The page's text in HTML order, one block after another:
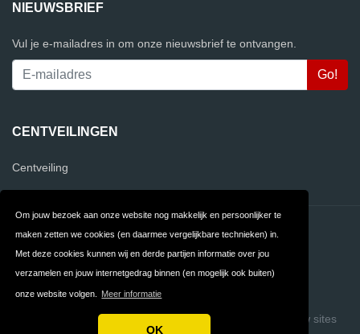
Om jouw bezoek aan onze website nog makkelijk en persoonlijker te
maken zetten we cookies (en daarmee vergelijkbare technieken) in.
Met deze cookies kunnen wij en derde partijen informatie over jou
verzamelen en jouw internetgedrag binnen (en mogelijk ook buiten)
onze website volgen. Meer informatie
OK
NIEUWSBRIEF
Vul je e-mailadres in om onze nieuwsbrief te ontvangen.
CENTVEILINGEN
Centveiling
Contact Privacy
Algemene FAQ
Copyright © 2026 VergelijkCentveilingen.nl
Build review sites